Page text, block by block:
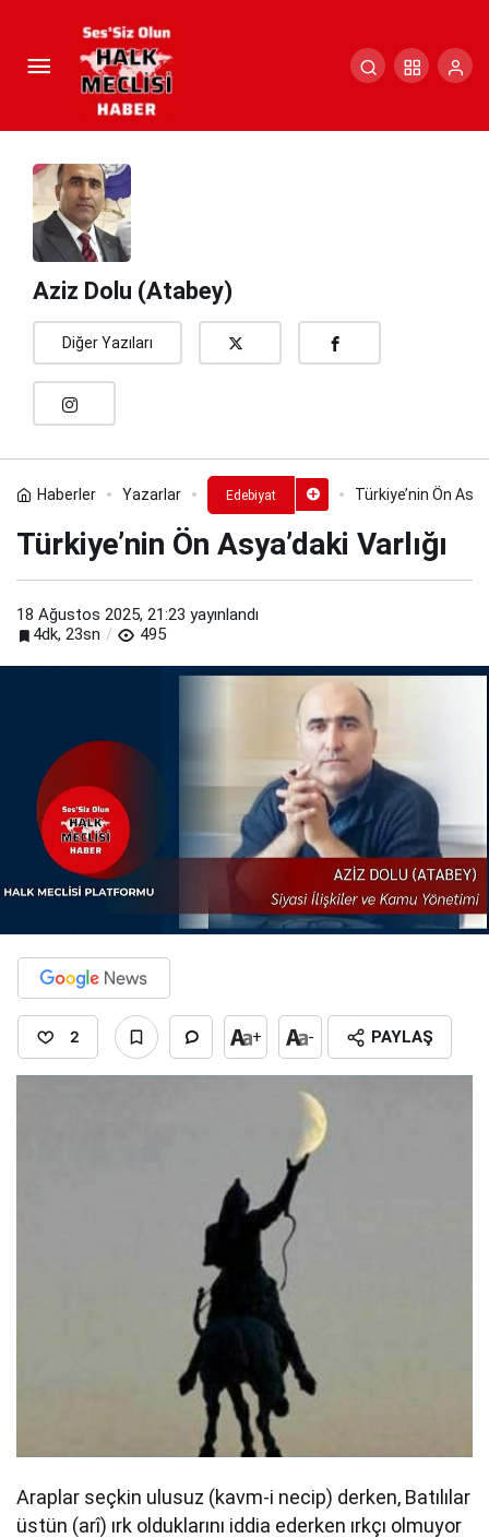
Aziz Dolu (Atabey)
Diğer Yazıları
Haberler Yazarlar Edebiyat Türkiye’nin Ön
Türkiye’nin Ön Asya’daki Varlığı
18 Ağustos 2025, 21:23 yayınlandı
4dk, 23sn
495
2 + - PAYLAŞ
Araplar seçkin ulusuz (kavm-i necip) derken, Batılılar
üstün (arî) ırk olduklarını iddia ederken ırkçı olmuyor
Türkiye’nin Ön Asya’daki Varlığı
Yorum Yap